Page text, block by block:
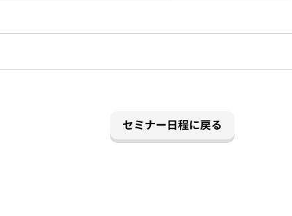
セミナー日程に戻る